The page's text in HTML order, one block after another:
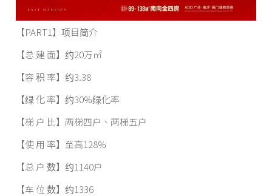
【PART1】项目简介
【总 建 面】约20万㎡
【容 积 率】约3.38
【绿 化 率】约30%绿化率
【梯 户 比】两梯四户、两梯五户
【使 用 率】至高128%
【总 户 数】约1140户
【车 位 数】约1336